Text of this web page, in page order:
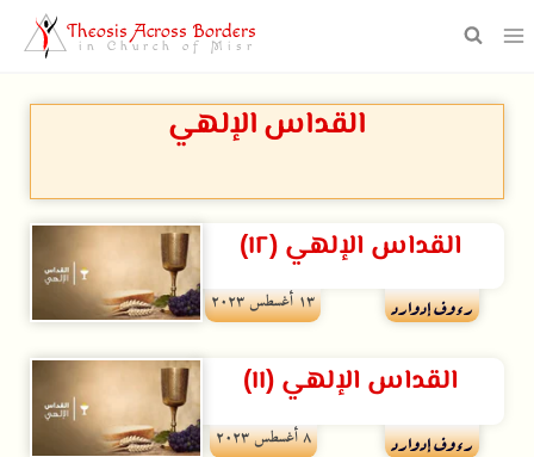
Theosis Across Borders
in Church of Misr
القداس الإلهي
القداس الإلهي (١٢)
رءوف إدوارد ۱۳ أغسطس ۲۰۲۳
القداس الإلهي (١١)
رءوف إدوارد ۸ أغسطس ۲۰۲۳